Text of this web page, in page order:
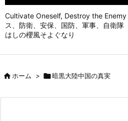
Cultivate Oneself, Destroy the
ス、防衛、安保、国防、軍事、自衛
はしの櫻風そよぐなり
ホーム > 暗黒大陸中国の真実